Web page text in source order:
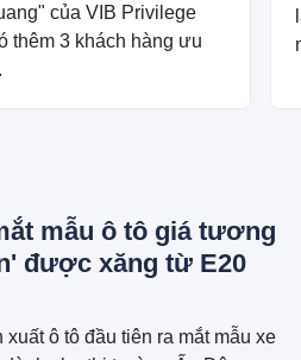
của VIB Privilege
thêm 3 khách hàng ưu
mẫu ô tô giá tương
được xăng từ E20
ô tô đầu tiên ra mắt mẫu xe